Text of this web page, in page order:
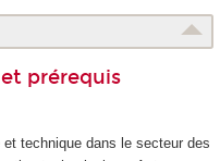
prérequis
technique dans le secteur des